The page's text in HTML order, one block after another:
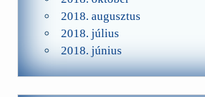
2018. augusztus
2018. július
2018. június